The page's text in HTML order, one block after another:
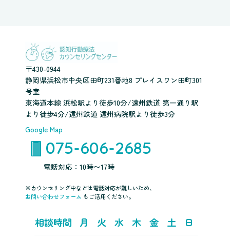
〒430-0944
静岡県浜松市中央区田町231番地8 プレイスワン田町301
号室
東海道本線 浜松駅より徒歩10分/遠州鉄道 第一通り駅
より徒歩4分/遠州鉄道 遠州病院駅より徒歩3分
Google Map
075-606-2685
電話対応：10時〜17時
※カウンセリング中などは電話対応が難しいため、
お問い合わせフォーム もご活用ください。
相談時間 月 火 水 木 金 土 日